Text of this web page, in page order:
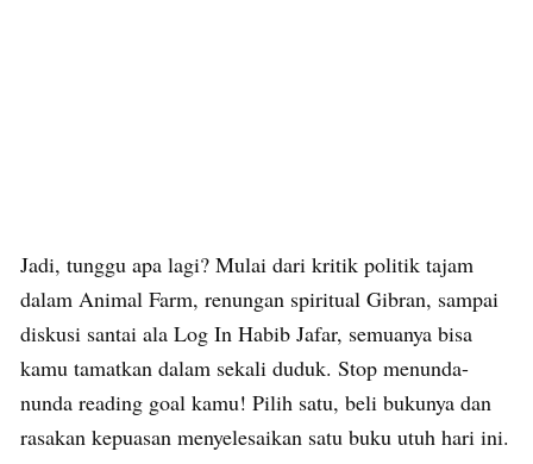
Jadi, tunggu apa lagi? Mulai dari kritik politik tajam
dalam Animal Farm, renungan spiritual Gibran, sampai
diskusi santai ala Log In Habib Jafar, semuanya bisa
kamu tamatkan dalam sekali duduk. Stop menunda-
nunda reading goal kamu! Pilih satu, beli bukunya dan
rasakan kepuasan menyelesaikan satu buku utuh hari ini.